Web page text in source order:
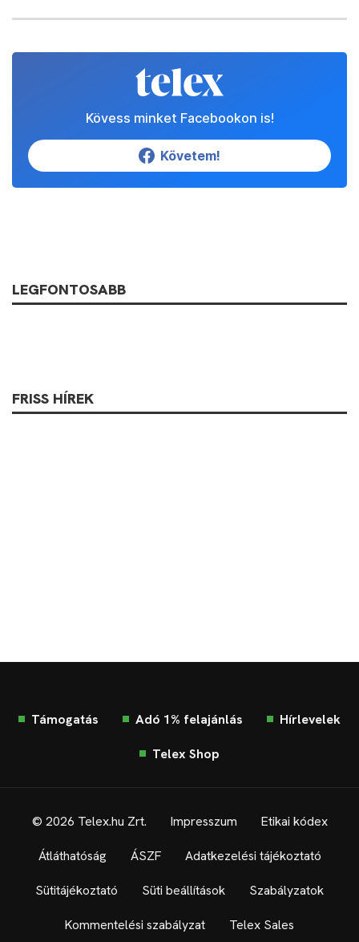
Kövess minket Facebookon is!
Követem!
LEGFONTOSABB
FRISS HÍREK
Támogatás Adó 1% felajánlás Hírlevelek
Telex Shop
© 2026 Telex.hu Zrt. Impresszum Etikai kódex
Átláthatóság ÁSZF Adatkezelési tájékoztató
Sütitájékoztató Süti beállítások Szabályzatok
Kommentelési szabályzat Telex Sales